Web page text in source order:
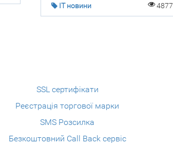
IT новини 4877
SSL сертифікати
Реєстрація торгової марки
SMS Розсилка
Безкоштовний Call Back сервіс